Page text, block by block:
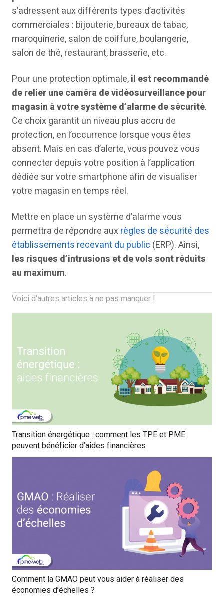
s’adressent aux différents types d’activités
commerciales : bijouterie, bureaux de tabac,
maroquinerie, salon de coiffure, boulangerie,
salon de thé, restaurant, brasserie, etc.
Pour une protection optimale,il est recommandé
de relier une caméra de vidéosurveillance pour
magasin à votre système d’alarme de sécurité.
Ce choix garantit un niveau plus accru de
protection, en l’occurrence lorsque vous êtes
absent. Mais en cas d’alerte, vous pouvez vous
connecter depuis votre position à l’application
dédiée sur votre smartphone afin de visualiser
votre magasin en temps réel.
Mettre en place un système d’alarme vous
permettra de répondre auxrègles de sécurité des
établissements recevant du public (ERP). Ainsi,
les risques d’intrusions et de vols sont réduits
au maximum.
Voici d'autres articles à ne pas manquer !
Transition énergétique : comment les TPE et PME
peuvent bénéficier d’aides financières
Comment la GMAO peut vous aider à réaliser des
économies d’échelles ?